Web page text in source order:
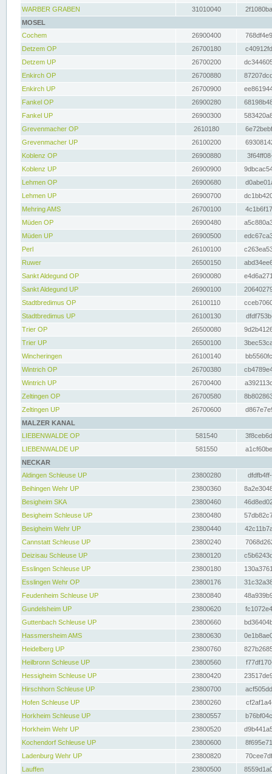
WARBER GRABEN
31010040
MOSEL
Cochem
26900400
Detzem OP
26700180
Detzem UP
26700200
Enkirch OP
26700880
Enkirch UP
26700900
Fankel OP
26900280
Fankel UP
26900300
Grevenmacher OP
2610180
Grevenmacher UP
26100200
Koblenz OP
26900880
Koblenz UP
26900900
Lehmen OP
26900680
Lehmen UP
26900700
Mehring AMS
26700100
Müden OP
26900480
Müden UP
26900500
Perl
26100100
Ruwer
26500150
Sankt Aldegund OP
26900080
Sankt Aldegund UP
26900100
Stadtbredimus OP
26100110
Stadtbredimus UP
26100130
Trier OP
26500080
Trier UP
26500100
Wincheringen
26100140
Wintrich OP
26700380
Wintrich UP
26700400
Zeltingen OP
26700580
Zeltingen UP
26700600
MALZER KANAL
LIEBENWALDE OP
581540
LIEBENWALDE UP
581550
NECKAR
Aldingen Schleuse UP
23800280
Beihingen Wehr UP
23800360
Besigheim SKA
23800460
Besigheim Schleuse UP
23800480
Besigheim Wehr UP
23800440
Cannstatt Schleuse UP
23800240
Deizisau Schleuse UP
23800120
Esslingen Schleuse UP
23800180
Esslingen Wehr OP
23800176
Feudenheim Schleuse UP
23800840
Gundelsheim UP
23800620
Guttenbach Schleuse UP
23800660
Hassmersheim AMS
23800630
Heidelberg UP
23800760
Heilbronn Schleuse UP
23800560
Hessigheim Schleuse UP
23800420
Hirschhorn Schleuse UP
23800700
Hofen Schleuse UP
23800260
Horkheim Schleuse UP
23800557
Horkheim Wehr UP
23800520
Kochendorf Schleuse UP
23800600
Ladenburg Wehr UP
23800820
Lauffen
23800500